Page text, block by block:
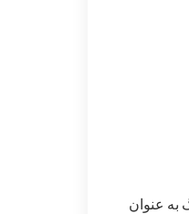
به عنوان